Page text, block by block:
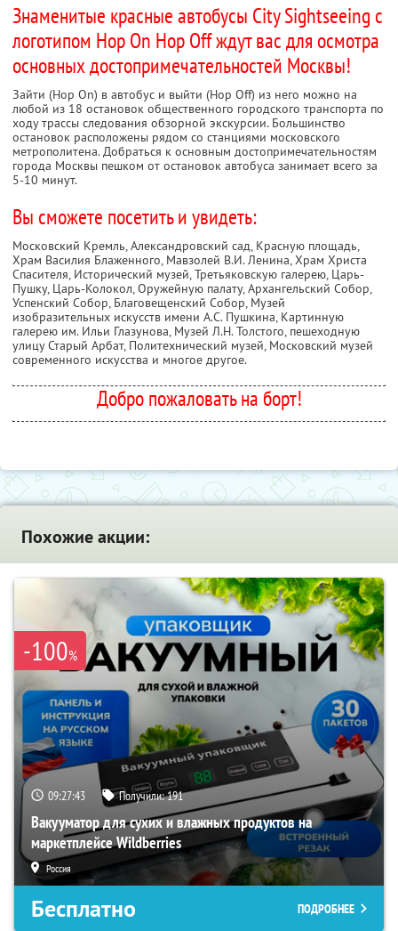
Знаменитые красные автобусы City Sightseeing с
логотипом Hop On Hop Off ждут вас для осмотра
основных достопримечательностей Москвы!
Зайти (Hop On) в автобус и выйти (Hop Off) из него можно на
любой из 18 остановок общественного городского транспорта по
ходу трассы следования обзорной экскурсии. Большинство
остановок расположены рядом со станциями московского
метрополитена. Добраться к основным достопримечательностям
города Москвы пешком от остановок автобуса занимает всего за
5-10 минут.
Вы сможете посетить и увидеть:
Московский Кремль, Александровский сад, Красную площадь,
Храм Василия Блаженного, Мавзолей В.И. Ленина, Храм Христа
Спасителя, Исторический музей, Третьяковскую галерею, Царь-
Пушку, Царь-Колокол, Оружейную палату, Архангельский Собор,
Успенский Собор, Благовещенский Собор, Музей
изобразительных искусств имени А.С. Пушкина, Картинную
галерею им. Ильи Глазунова, Музей Л.Н. Толстого, пешеходную
улицу Старый Арбат, Политехнический музей, Московский музей
современного искусства и многое другое.
Добро пожаловать на борт!
Похожие акции:
-100%
09:27:41 Получили:191
Вакууматор для сухих и влажных продуктов на
маркетплейсе Wildberries
Россия
Бесплатно ПОДРОБНЕЕ